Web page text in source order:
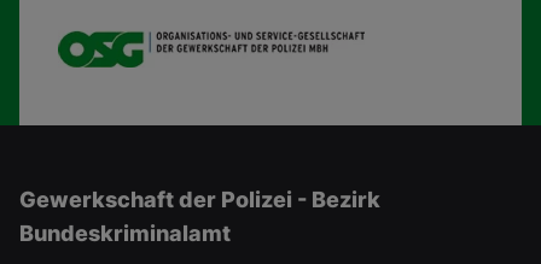
OSG
Gewerkschaft der Polizei - Bezirk
Bundeskriminalamt